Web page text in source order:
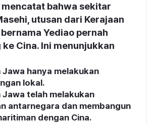
mencatat bahwa sekitar
utusan dari Kerajaan
Yediao pernah
Cina. Ini menunjukkan
Jawa hanya melakukan
lokal.
Jawa telah melakukan
antarnegara dan membangun
dengan Cina.